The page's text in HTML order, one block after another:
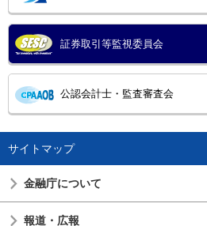
証券取引等監視委員会
公認会計士・監査審査会
サイトマップ
金融庁について
報道・広報